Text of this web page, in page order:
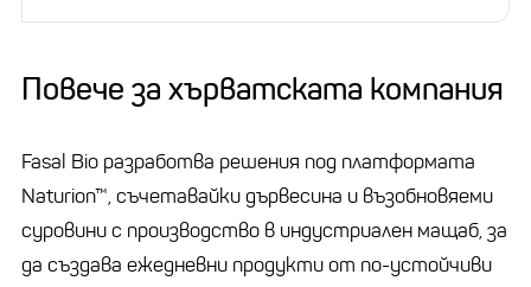
Повече за хърватската компания
Fasal Bio разработва решения под платформата
Naturion™, съчетавайки дървесина и възобновяеми
суровини с производство в индустриален мащаб, за
да създава ежедневни продукти от по-устойчиви